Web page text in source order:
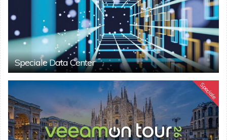
Speciale Data Center
Speciale